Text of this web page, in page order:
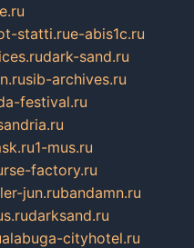
statti.rue-abis1c.ru
dark-sand.ru
sib-archives.ru
festival.ru
1-mus.ru
factory.ru
jun.rubandamn.ru
darksand.ru
alabuga-cityhotel.ru